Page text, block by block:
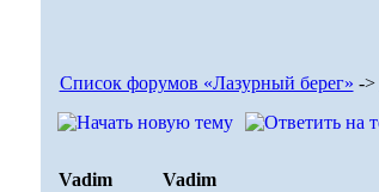
Список форумов «Лазурный берег» ->
Vadim Vadim